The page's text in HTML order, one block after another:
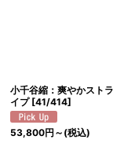
小千谷縮：爽やかストラ
イプ [41/414]
53,800円 ～ (税込)